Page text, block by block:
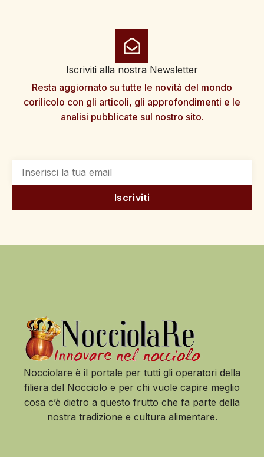
Iscriviti alla nostra Newsletter
Resta aggiornato su tutte le novità del mondo
corilicolo con gli articoli, gli approfondimenti e le
analisi pubblicate sul nostro sito.
Iscriviti
Nocciolare è il portale per tutti gli operatori della
filiera del Nocciolo e per chi vuole capire meglio
cosa c’è dietro a questo frutto che fa parte della
nostra tradizione e cultura alimentare.